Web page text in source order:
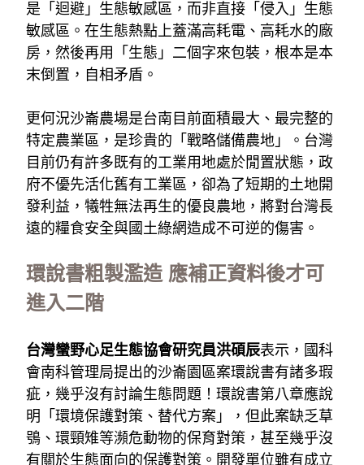
是「迴避」生態敏感區，而非直接「侵入」生態
敏感區。在生態熱點上蓋滿高耗電、高耗水的廠
房，然後再用「生態」二個字來包裝，根本是本
末倒置，自相矛盾。
更何況沙崙農場是台南目前面積最大、最完整的
特定農業區，是珍貴的「戰略儲備農地」。台灣
目前仍有許多既有的工業用地處於閒置狀態，政
府不優先活化舊有工業區，卻為了短期的土地開
發利益，犧牲無法再生的優良農地，將對台灣長
遠的糧食安全與國土綠網造成不可逆的傷害。
環說書粗製濫造 應補正資料後才可
進入二階
台灣蠻野心足生態協會研究員洪碩辰表示，國科
會南科管理局提出的沙崙園區案環說書有諸多瑕
疵，幾乎沒有討論生態問題！環說書第八章應說
明「環境保護對策、替代方案」，但此案缺乏草
鴞、環頸雉等瀕危動物的保育對策，甚至幾乎沒
有關於生態面向的保護對策。開發單位雖有成立